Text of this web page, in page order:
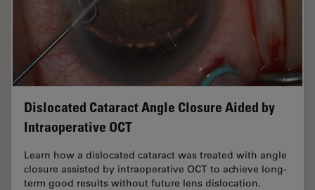
Dislocated Cataract Angle Closure Aided by
Intraoperative OCT
Learn how a dislocated cataract was treated with angle
closure assisted by intraoperative OCT to achieve long-
term good results without future lens dislocation.